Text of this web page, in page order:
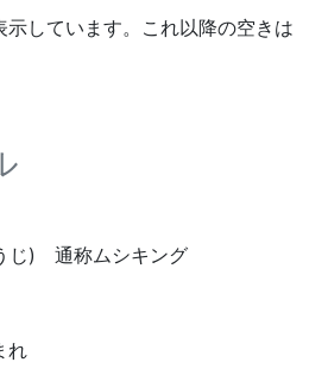
しています。これ以降の空きは
じ) 通称ムシキング
れ